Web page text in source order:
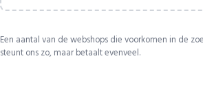
Een aantal van de webshops die voorkomen in de
steunt ons zo, maar betaalt evenveel.